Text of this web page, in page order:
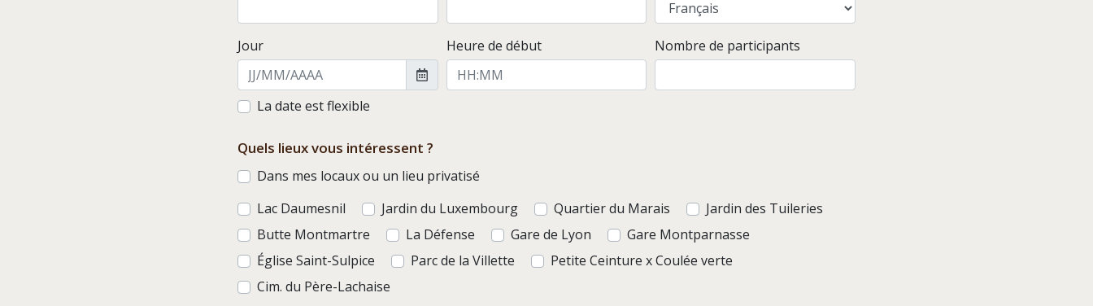
Jour
La date est flexible
Heure de début Nombre de participants
Quels lieux vous intéressent ?
Dans mes locaux ou un lieu privatisé
Lac Daumesnil
Jardin du Luxembourg Quartier du Marais
Jardin des Tuileries
Butte Montmartre
La Défense Gare de Lyon
Gare Montparnasse
Église Saint-Sulpice
Parc de la Villette
Petite Ceinture x Coulée verte
Cim. du Père-Lachaise